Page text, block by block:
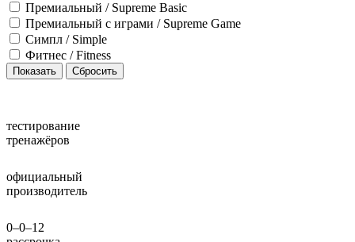
Премиальный / Supreme Basic
Премиальный с играми / Supreme Game
Симпл / Simple
Фитнес / Fitness
тестирование
тренажёров
официальный
производитель
0–0–12